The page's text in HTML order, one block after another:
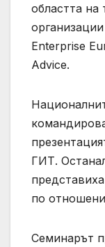
областта на
Enterprise
Advice.
ГИТ.
по
Семинарът